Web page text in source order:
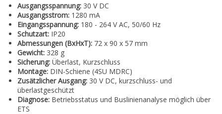
Ausgangsspannung: 30 V DC
Ausgangsstrom: 1280 mA
Eingangsspannung: 180 - 264 V AC, 50/60 Hz
Schutzart: IP20
Abmessungen (BxHxT): 72 x 90 x 57 mm
Gewicht: 328 g
Sicherung: Überlast, Kurzschluss
Montage: DIN-Schiene (4SU MDRC)
Zusätzlicher Ausgang: 30 V DC, kurzschluss- und
überlastgeschützt
Diagnose: Betriebsstatus und Buslinienanalyse möglich über
ETS